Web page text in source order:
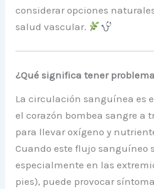
considerar opciones
salud vascular.
¿Qué significa tener
La circulación sanguínea es
el corazón bombea sangre a
para llevar oxígeno y
Cuando este flujo sanguíneo
especialmente en las
pies), puede provocar